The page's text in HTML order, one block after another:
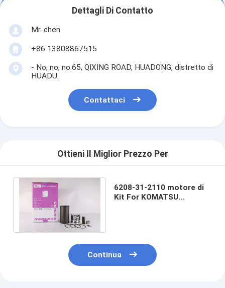
Dettagli Di Contatto
Mr. chen
+86 13808867515
- No, no, no.65, QIXING ROAD, HUADONG, distretto di
HUADU.
Contattaci
Ottieni Il Miglior Prezzo Per
6208-31-2110 motore di
Kit For KOMATSU
Continua